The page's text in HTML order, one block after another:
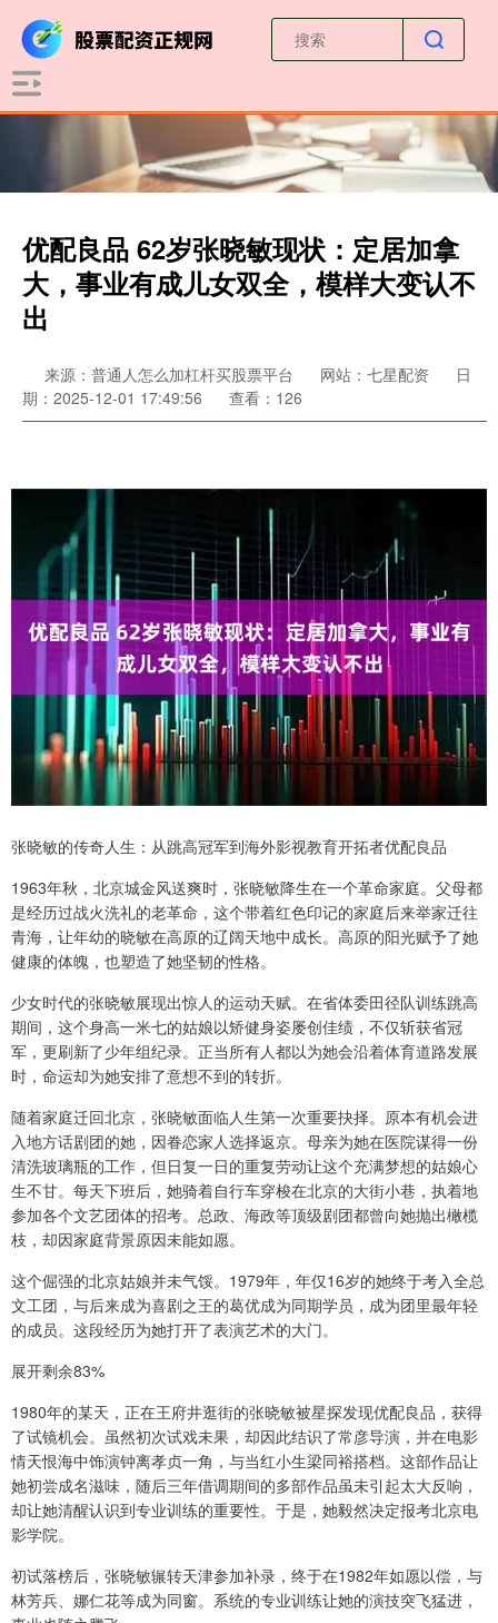
优配良品 62岁张晓敏现状：定居加拿
大，事业有成儿女双全，模样大变认不
出
来源：普通人怎么加杠杆买股票平台 网站：七星配资
日
期：2025-12-01 17:49:56
查看：126
张晓敏的传奇人生：从跳高冠军到海外影视教育开拓者优配良品
1963年秋，北京城金风送爽时，张晓敏降生在一个革命家庭。父母都
是经历过战火洗礼的老革命，这个带着红色印记的家庭后来举家迁往
青海，让年幼的晓敏在高原的辽阔天地中成长。高原的阳光赋予了她
健康的体魄，也塑造了她坚韧的性格。
少女时代的张晓敏展现出惊人的运动天赋。在省体委田径队训练跳高
期间，这个身高一米七的姑娘以矫健身姿屡创佳绩，不仅斩获省冠
军，更刷新了少年组纪录。正当所有人都以为她会沿着体育道路发展
时，命运却为她安排了意想不到的转折。
随着家庭迁回北京，张晓敏面临人生第一次重要抉择。原本有机会进
入地方话剧团的她，因眷恋家人选择返京。母亲为她在医院谋得一份
清洗玻璃瓶的工作，但日复一日的重复劳动让这个充满梦想的姑娘心
生不甘。每天下班后，她骑着自行车穿梭在北京的大街小巷，执着地
参加各个文艺团体的招考。总政、海政等顶级剧团都曾向她抛出橄榄
枝，却因家庭背景原因未能如愿。
这个倔强的北京姑娘并未气馁。1979年，年仅16岁的她终于考入全总
文工团，与后来成为喜剧之王的葛优成为同期学员，成为团里最年轻
的成员。这段经历为她打开了表演艺术的大门。
展开剩余83%
1980年的某天，正在王府井逛街的张晓敏被星探发现优配良品，获得
了试镜机会。虽然初次试戏未果，却因此结识了常彦导演，并在电影
情天恨海中饰演钟离孝贞一角，与当红小生梁同裕搭档。这部作品让
她初尝成名滋味，随后三年借调期间的多部作品虽未引起太大反响，
却让她清醒认识到专业训练的重要性。于是，她毅然决定报考北京电
影学院。
初试落榜后，张晓敏辗转天津参加补录，终于在1982年如愿以偿，与
林芳兵、娜仁花等成为同窗。系统的专业训练让她的演技突飞猛进，